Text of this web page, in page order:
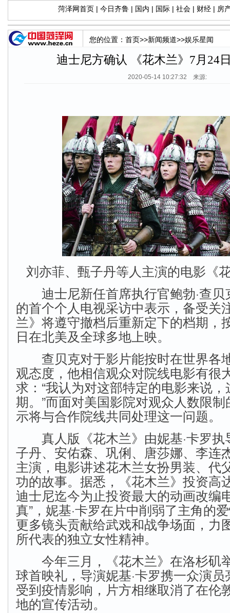
菏泽网首页 | 今日齐鲁 | 国内 | 国际 | 社会 | 财经 | 房
您的位置： 首页>>新闻频道>>娱乐星闻
迪士尼方确认 《花木兰》7月24
2020-05-14 10:27:32 来源:
刘亦菲、甄子丹等人主演的电影《
迪士尼新任首席执行官鲍勃·查贝
的首个个人电视采访中表示，备受关
兰》将遵守撤档后重新定下的档期，
日在北美及全球多地上映。
查贝克对于影片能按时在世界各
观态度，他相信观众对院线电影有很
求：“我认为对这部特定的电影来说
期。”而面对美国影院对观众人数限
示将与合作院线共同处理这一问题。
真人版《花木兰》由妮基·卡罗执
子丹、安佑森、巩俐、唐莎娜、李连
主演，电影讲述花木兰女扮男装、代
功的故事。据悉，《花木兰》投资高
迪士尼迄今为止投资最大的动画改编
真”，妮基·卡罗在片中削弱了主角的
更多镜头贡献给武戏和战争场面，力
所代表的独立女性精神。
今年三月，《花木兰》在洛杉矶
球首映礼，导演妮基·卡罗携一众演
受到疫情影响，片方相继取消了在伦
地的宣传活动。